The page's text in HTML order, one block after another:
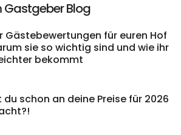
Gastgeber Blog
Gästebewertungen für euren Hof
sie so wichtig sind und wie ihr
bekommt
schon an deine Preise für 2026